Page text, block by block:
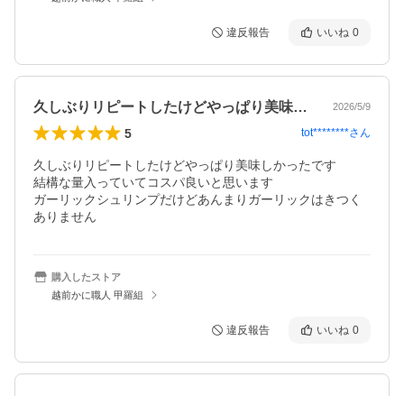
違反報告 いいね 0
久しぶりリピートしたけどやっぱり美味し… 2026/5/9
5 tot********さん
久しぶりリピートしたけどやっぱり美味しかったです
結構な量入っていてコスパ良いと思います
ガーリックシュリンプだけどあんまりガーリックはきつく
ありません
購入したストア
越前かに職人 甲羅組
違反報告 いいね 0